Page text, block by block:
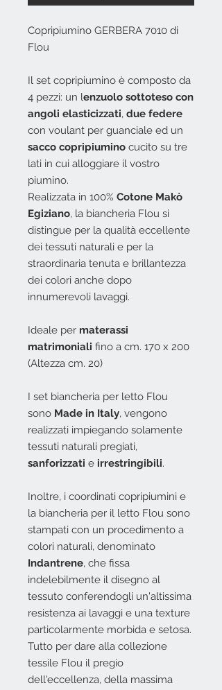
Copripiumino GERBERA 7010 di
Flou
Il set copripiumino è composto da
4 pezzi: un lenzuolo sottoteso con
angoli elasticizzati, due federe
con voulant per guanciale ed un
sacco copripiumino cucito su tre
lati in cui alloggiare il vostro
piumino.
Realizzata in 100% Cotone Makò
Egiziano, la biancheria Flou si
distingue per la qualità eccellente
dei tessuti naturali e per la
straordinaria tenuta e brillantezza
dei colori anche dopo
innumerevoli lavaggi.
Ideale per materassi
matrimoniali fino a cm. 170 x 200
(Altezza cm. 20)
I set biancheria per letto Flou
sono Made in Italy, vengono
realizzati impiegando solamente
tessuti naturali pregiati,
sanforizzati e irrestringibili.
Inoltre, i coordinati copripiumini e
la biancheria per il letto Flou sono
stampati con un procedimento a
colori naturali, denominato
Indantrene, che fissa
indelebilmente il disegno al
tessuto conferendogli un'altissima
resistenza ai lavaggi e una texture
particolarmente morbida e setosa.
Tutto per dare alla collezione
tessile Flou il pregio
dell'eccellenza, della massima